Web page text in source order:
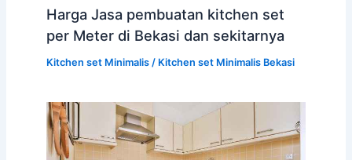
Harga Jasa pembuatan kitchen set
per Meter di Bekasi dan sekitarnya
Kitchen set Minimalis/ Kitchen set Minimalis Bekasi